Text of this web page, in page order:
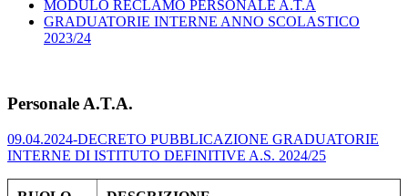
MODULO RECLAMO PERSONALE A.T.A
GRADUATORIE INTERNE ANNO SCOLASTICO
2023/24
Personale A.T.A.
09.04.2024-DECRETO PUBBLICAZIONE GRADUATORIE
INTERNE DI ISTITUTO DEFINITIVE A.S. 2024/25